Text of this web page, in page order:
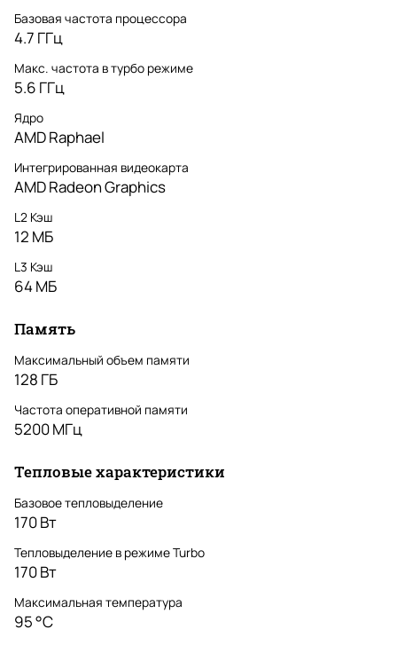
Базовая частота процессора
4.7 ГГц
Макс. частота в турбо режиме
5.6 ГГц
Ядро
AMD Raphael
Интегрированная видеокарта
AMD Radeon Graphics
L2 Кэш
12 МБ
L3 Кэш
64 МБ
Память
Максимальный объем памяти
128 ГБ
Частота оперативной памяти
5200 МГц
Тепловые характеристики
Базовое тепловыделение
170 Вт
Тепловыделение в режиме Turbo
170 Вт
Максимальная температура
95 °С